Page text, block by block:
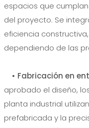
espacios que
del proyecto. Se
eficiencia
dependiendo de las
• Fabricación en
aprobado el diseño,
planta industrial
prefabricada y la